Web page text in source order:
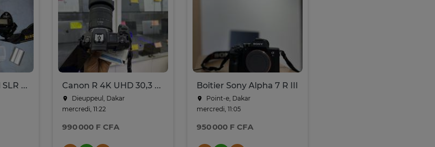
Nikon D70 Digital SLR Camera with AF-S Nikkor 18-70 mm lens Canon R 4K UHD 30,3 mega pixels + 24-105mm
Dieuppeul, Dakar
mercredi, 11:22
990 000 F CFA
Boitier Sony Alpha 7 R III
Point-e, Dakar
mercredi, 11:05
950 000 F CFA